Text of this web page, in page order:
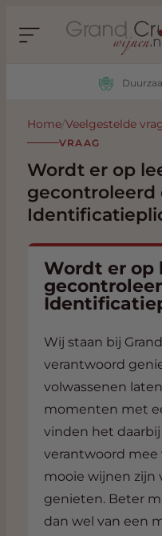
Home/Veelgestelde
VRAAG
Wordt er op
gecontroleerd
Wordt er op
Wij staan bij
verantwoord
volwassenen
momenten met
vinden het
verantwoord mee
mooie wijnen zijn
genieten. Beter
dan wel van een